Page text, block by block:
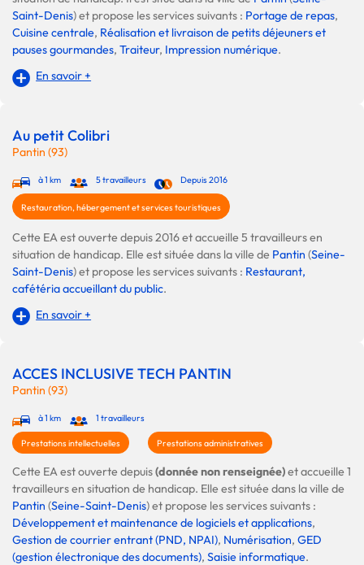
Saint-Denis) et propose les services suivants : Portage de repas,
Cuisine centrale, Réalisation et livraison de petits déjeuners et
pauses gourmandes, Traiteur, Impression numérique.
En savoir +
Au petit Colibri
Pantin (93)
à 1 km 5 travailleurs Depuis 2016
Restauration, hébergement et services touristiques
Cette EA est ouverte depuis 2016 et accueille 5 travailleurs en
situation de handicap. Elle est située dans la ville de Pantin (Seine-
Saint-Denis) et propose les services suivants : Restaurant,
cafétéria accueillant du public.
En savoir +
ACCES INCLUSIVE TECH PANTIN
Pantin (93)
à 1 km 1 travailleurs
Prestations intellectuelles Prestations administratives
Cette EA est ouverte depuis(donnée non renseignée)et accueille 1
travailleurs en situation de handicap. Elle est située dans la ville de
Pantin (Seine-Saint-Denis) et propose les services suivants :
Développement et maintenance de logiciels et applications,
Gestion de courrier entrant (PND, NPAI), Numérisation, GED
(gestion électronique des documents), Saisie informatique.